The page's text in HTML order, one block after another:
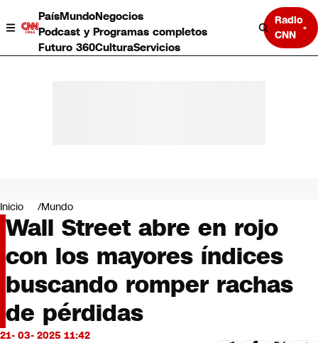
PaísMundoNegocios
Podcast y Programas completos
Futuro 360CulturaServicios
Radio
CNN
Negocios
Deportes
Programas completos
Cultura
Servicios
Bits
CNN tiempo
Futuro 360
Inicio Mundo
Wall Street abre en rojo
con los mayores índices
buscando romper rachas
de pérdidas
21- 03- 2025 11:42